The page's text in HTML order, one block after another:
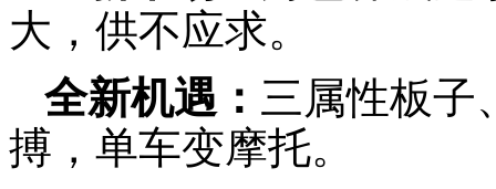
大，供不应求。
全新机遇： 三属性板子
搏，单车变摩托。